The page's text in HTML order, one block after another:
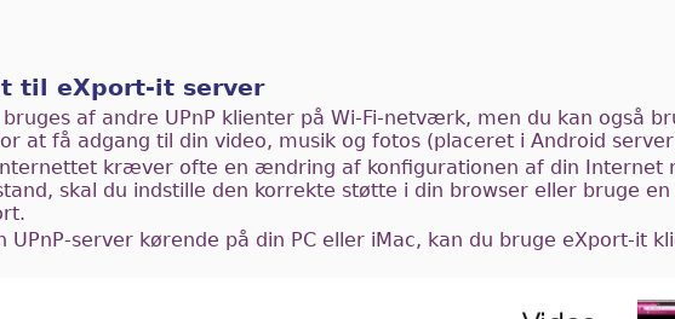
til eXport-it server
af andre UPnP klienter på Wi-Fi-netværk, men du kan også
at få adgang til din video, musik og fotos (placeret i Android
kræver ofte en ændring af konfigurationen af din Internet
skal du indstille den korrekte støtte i din browser eller bruge
UPnP-server kørende på din PC eller iMac, kan du bruge eXport-it